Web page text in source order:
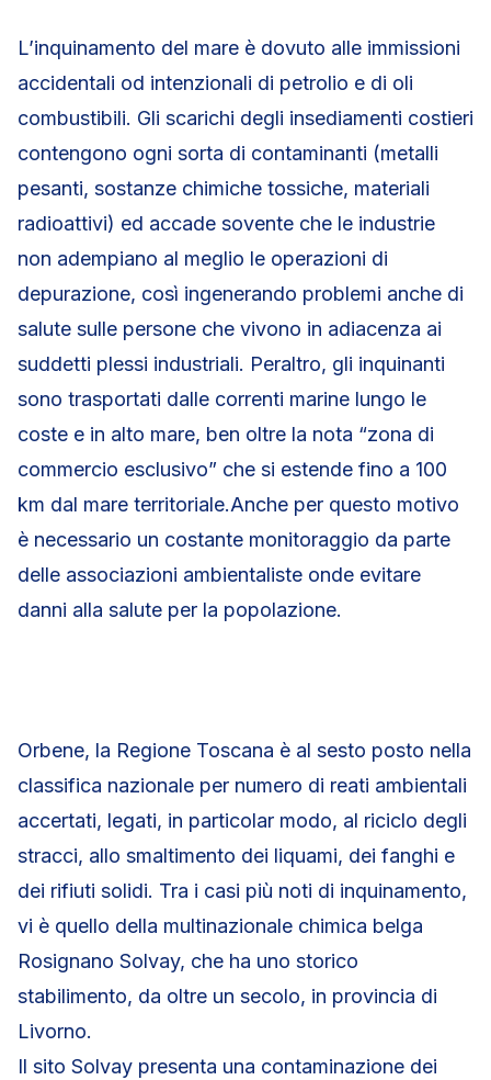
L’inquinamento del mare è dovuto alle immissioni
accidentali od intenzionali di petrolio e di oli
combustibili. Gli scarichi degli insediamenti costieri
contengono ogni sorta di contaminanti (metalli
pesanti, sostanze chimiche tossiche, materiali
radioattivi) ed accade sovente che le industrie
non adempiano al meglio le operazioni di
depurazione, così ingenerando problemi anche di
salute sulle persone che vivono in adiacenza ai
suddetti plessi industriali. Peraltro, gli inquinanti
sono trasportati dalle correnti marine lungo le
coste e in alto mare, ben oltre la nota “zona di
commercio esclusivo” che si estende fino a 100
km dal mare territoriale.Anche per questo motivo
è necessario un costante monitoraggio da parte
delle associazioni ambientaliste onde evitare
danni alla salute per la popolazione.
Orbene, la Regione Toscana è al sesto posto nella
classifica nazionale per numero di reati ambientali
accertati, legati, in particolar modo, al riciclo degli
stracci, allo smaltimento dei liquami, dei fanghi e
dei rifiuti solidi. Tra i casi più noti di inquinamento,
vi è quello della multinazionale chimica belga
Rosignano Solvay, che ha uno storico
stabilimento, da oltre un secolo, in provincia di
Livorno.
Il sito Solvay presenta una contaminazione dei